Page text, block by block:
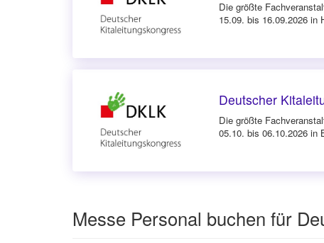
Die größte
15.09. bis 16.09.2026 in
Deutscher
Die größte
05.10. bis 06.10.2026 in
Messe Personal buchen für